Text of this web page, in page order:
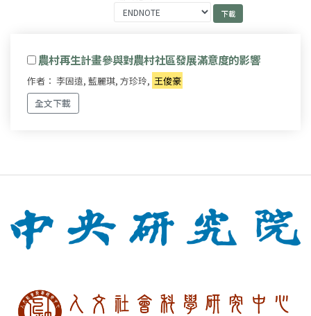
農村再生計畫參與對農村社區發展滿意度的影響
作者： 李固遠, 藍麗琪, 方珍玲, 王俊豪
全文下載